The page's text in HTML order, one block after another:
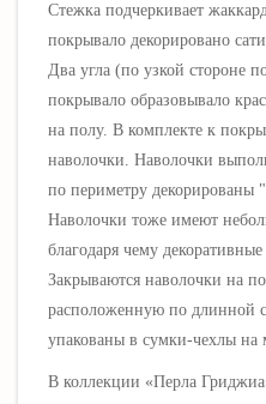
Стежка подчеркивает
покрывало декорировано
Два угла (по узкой стороне
покрывало образовывало
на полу. В комплекте к
наволочки. Наволочки
по периметру
Наволочки тоже имеют
благодаря чему
Закрываются наволочки на
расположенную по длинной
упакованы в сумки-чехлы на
В коллекции «Перла Гриджиа